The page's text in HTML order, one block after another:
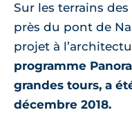
Sur les terrains
près du pont de
projet à
programme
grandes tours, a
décembre 2018.